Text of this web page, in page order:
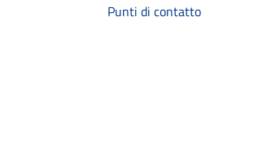
Punti di contatto